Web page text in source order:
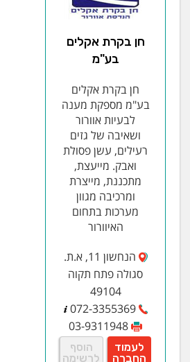
חן בקרת אקלים
בע"מ
חן בקרת אקלים
בע"מ מספקת מענה
לבעיות אוורור
ושאיבה של גזים
רעילים, עשן פסולת
ואבק. מייעצת,
מתכננת, מייצרת
ומרכיבה מגוון
מערכות בתחום
האיוורור
הנחשון 11, א.ת.
סגולה פתח תקוה
49104
072-3355369
03-9311948
לעמוד
החברה
הוסף
לרשימה